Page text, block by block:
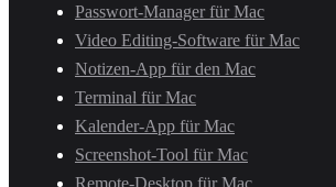
Passwort-Manager für Mac
Video Editing-Software für Mac
Notizen-App für den Mac
Terminal für Mac
Kalender-App für Mac
Screenshot-Tool für Mac
Remote-Desktop für Mac